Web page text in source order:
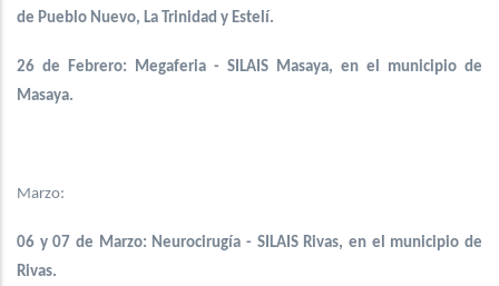
de Pueblo Nuevo, La Trinidad y Estelí.
26 de Febrero: Megaferia - SILAIS Masaya, en el municipio de
Masaya.
Marzo:
06 y 07 de Marzo: Neurocirugía - SILAIS Rivas, en el municipio de
Rivas.